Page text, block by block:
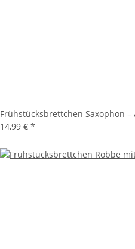
Frühstücksbrettchen Saxophon –
14,99 € *